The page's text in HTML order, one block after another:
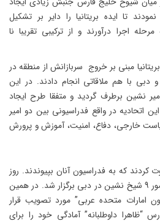
تا ایده بریتانیا را دایر بر تشکیل
اجرا درآورند و از ترکیبی تقریبا نا
مبنی بر خروج سربازانش از منطقه در
ابوظبی و دبی با هم ملاقاتی انجام دادند. در این
نشین برطرف گردید و متفقا طرح ایجاد
اتحادیه در واقع فدراسیونی بین دو امیر
خارجی، دفاع، امنیت، آموزش و پرورش
دعوت کردند که به فدراسیون آنان بپیوندند. روز
25 ژانویه 1968 کنفرانسی با حضور 9 شیخ نشین در دبی برگزار شد. در همین
امارات متحده عربی” مورد تصویب قرار
داوطلبانه” آمادگی خود را برای